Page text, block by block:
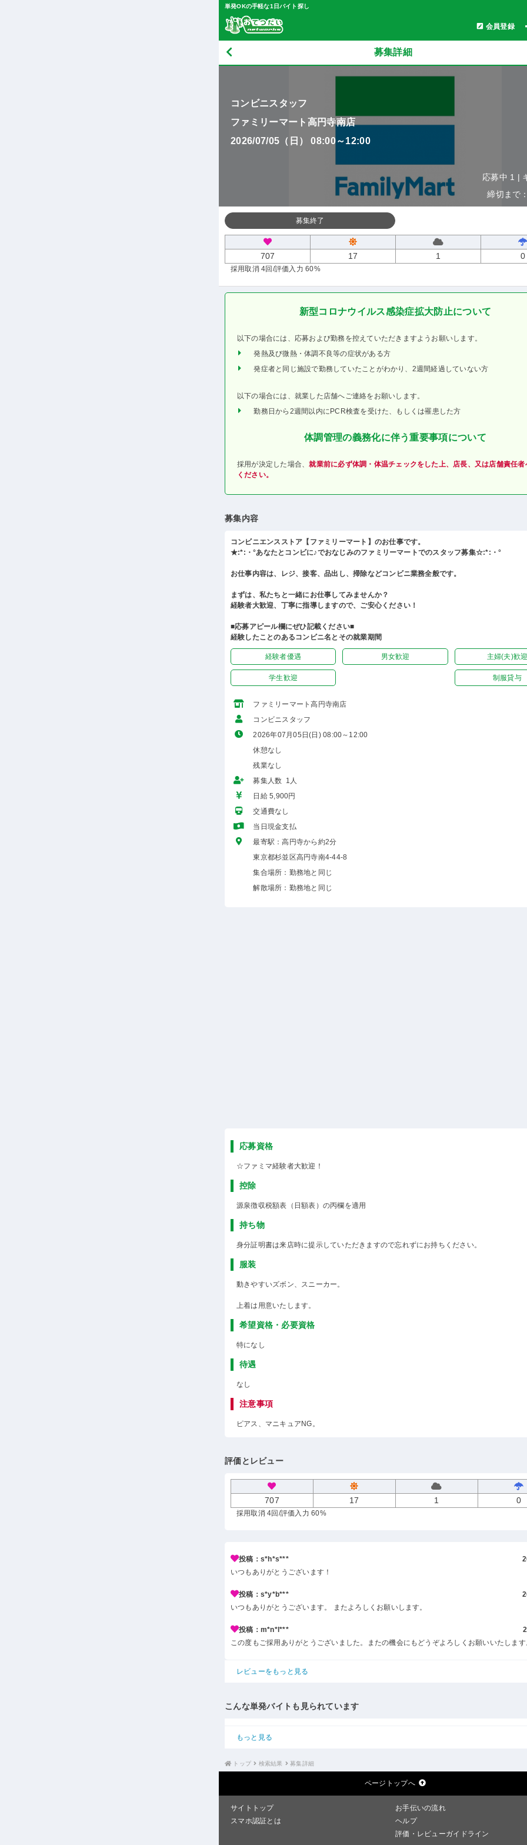
単発OKの手軽な1日バイト探し
会員登録
募集詳細
コンビニスタッフ
ファミリーマート高円寺南店
2026/07/05（日） 08:00～12:00
応募中 1 |
締切まで
募集終了
707 17 1 0
採用取消 4回 /評価入力 60%
新型コロナウイルス感染症拡大防止について
以下の場合には、応募および勤務を控えていただきますようお願いします。
発熱及び微熱・体調不良等の症状がある方
発症者と同じ施設で勤務していたことがわかり、2週間経過していない方
以下の場合には、就業した店舗へご連絡をお願いします。
勤務日から2週間以内にPCR検査を受けた、もしくは罹患した方
体調管理の義務化に伴う重要事項について
採用が決定した場合、就業前に必ず体調・体温チェックをした上、店長、又は店舗責任者
ください。
募集内容
コンビニエンスストア【ファミリーマート】のお仕事です。
★:*:・°あなたとコンビに♪でおなじみのファミリーマートでのスタッフ募集☆:*:・°
お仕事内容は、レジ、接客、品出し、掃除などコンビニ業務全般です。
まずは、私たちと一緒にお仕事してみませんか？
経験者大歓迎、丁寧に指導しますので、ご安心ください！
■応募アピール欄にぜひ記載ください■
経験したことのあるコンビニ名とその就業期間
経験者優遇 男女歓迎 主婦(夫)歓
学生歓迎 制服貸与
ファミリーマート高円寺南店
コンビニスタッフ
2026年07月05日(日) 08:00～12:00
休憩なし
残業なし
募集人数 1人
日給 5,900円
交通費なし
当日現金支払
最寄駅：高円寺から約2分
東京都杉並区高円寺南4-44-8
集合場所：勤務地と同じ
解散場所：勤務地と同じ
応募資格
☆ファミマ経験者大歓迎！
控除
源泉徴収税額表（日額表）の丙欄を適用
持ち物
身分証明書は来店時に提示していただきますので忘れずにお持ちください。
服装
動きやすいズボン、スニーカー。
上着は用意いたします。
希望資格・必要資格
特になし
待遇
なし
注意事項
ピアス、マニキュアNG。
評価とレビュー
707 17 1 0
採用取消 4回 /評価入力 60%
投稿：s*h*s***
いつもありがとうございます！
投稿：s*y*b***
いつもありがとうございます。 またよろしくお願いします。
投稿：m*n*l***
この度もご採用ありがとうございました。またの機会にもどうぞよろしくお願いいたします
レビューをもっと見る
こんな単発バイトも見られています
もっと見る
トップ 検索結果 募集詳細
ページトップへ
サイトトップ
お手伝いの流れ
スマホ認証とは
ヘルプ
評価・レビューガイドライン